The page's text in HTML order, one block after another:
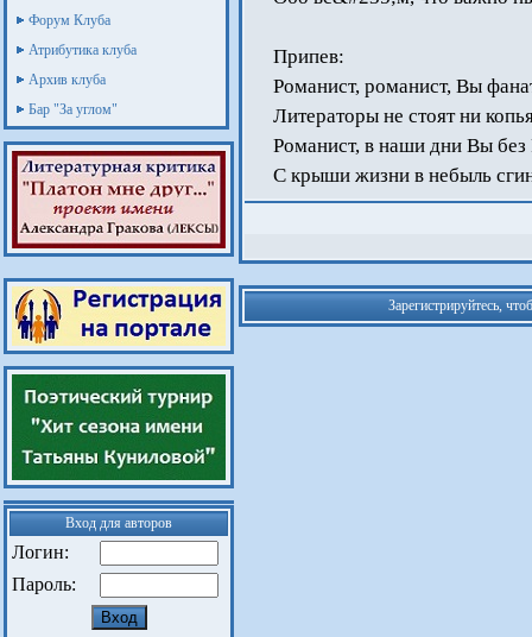
Форум Клуба
Атрибутика клуба
Архив клуба
Бар "За углом"
Вход для авторов
Логин:
Пароль:
Припев:
Романист, романист, Вы
Литераторы не стоят ни
Романист, в наши дни Вы без
С крыши жизни в небыль
Зарегистрируйтесь,